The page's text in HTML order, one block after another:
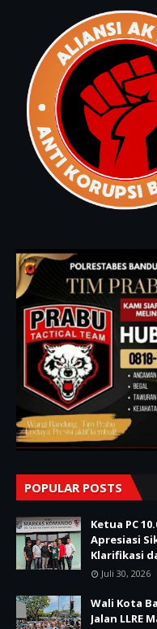
POPULAR POSTS
Ketua PC
Apresiasi
Klarifikasi
Juli 30, 2026
Wali Kota
Jalan LLRE